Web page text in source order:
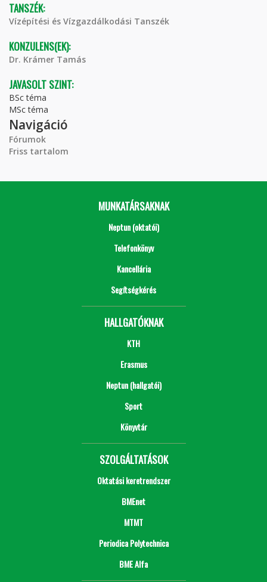
TANSZÉK:
Vízépítési és Vízgazdálkodási Tanszék
KONZULENS(EK):
Dr. Krámer Tamás
JAVASOLT SZINT:
BSc téma
MSc téma
Navigáció
Fórumok
Friss tartalom
MUNKATÁRSAKNAK
Neptun (oktatói)
Telefonkönyv
Kancellária
Segítségkérés
HALLGATÓKNAK
KTH
Erasmus
Neptun (hallgatói)
Sport
Könyvtár
SZOLGÁLTATÁSOK
Oktatási keretrendszer
BMEnet
MTMT
Periodica Polytechnica
BME Alfa